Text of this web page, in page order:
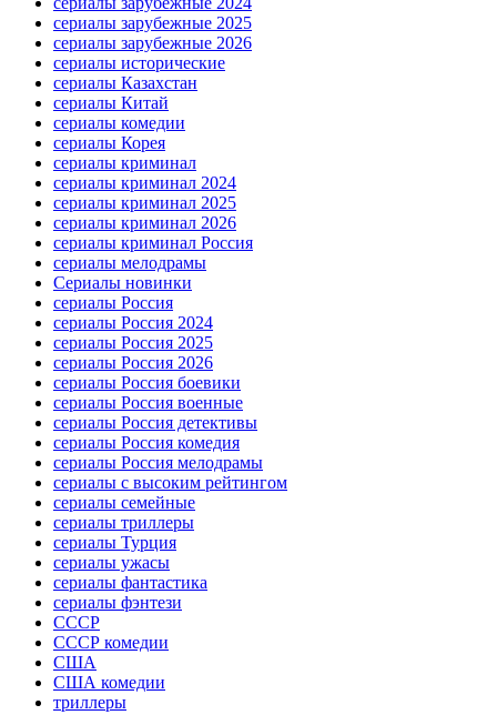
сериалы зарубежные 2025
сериалы зарубежные 2026
сериалы исторические
сериалы Казахстан
сериалы Китай
сериалы комедии
сериалы Корея
сериалы криминал
сериалы криминал 2024
сериалы криминал 2025
сериалы криминал 2026
сериалы криминал Россия
сериалы мелодрамы
Сериалы новинки
сериалы Россия
сериалы Россия 2024
сериалы Россия 2025
сериалы Россия 2026
сериалы Россия боевики
сериалы Россия военные
сериалы Россия детективы
сериалы Россия комедия
сериалы Россия мелодрамы
сериалы с высоким рейтингом
сериалы семейные
сериалы триллеры
сериалы Турция
сериалы ужасы
сериалы фантастика
сериалы фэнтези
СССР
СССР комедии
США
США комедии
триллеры